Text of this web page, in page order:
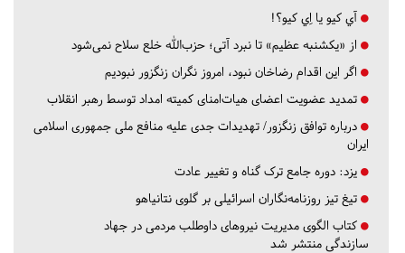
آي كيو يا اِي كيو؟!
از «یکشنبه عظیم» تا نبرد آتی؛ حزب‌الله خلع سلاح نمی‌شود
اگر این اقدام رضاخان نبود، امروز نگران زنگزور نبودیم
تمدید عضویت اعضای هیات‌امنای کمیته امداد توسط رهبر انقلاب
درباره توافق زنگزور/ تهدیدات جدی علیه منافع ملی جمهوری اسلامی
ایران
یزد: دوره جامع ترک گناه و تغییر عادت
تیغ تیز روزنامه‌نگاران اسرائیلی بر گلوی نتانیاهو
کتاب الگوی مدیریت نیروهای داوطلب مردمی در جهاد
سازندگی منتشر شد